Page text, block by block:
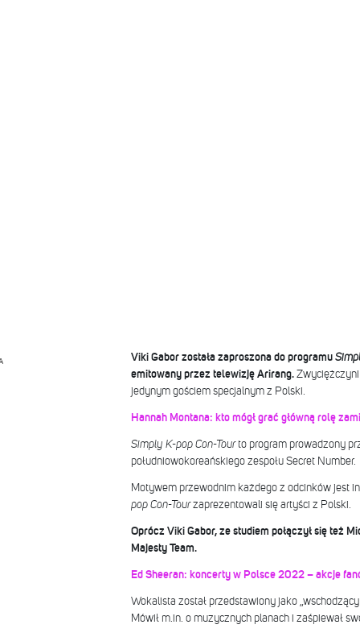
Viki Gabor została zaproszona do programu
emitowany przez telewizję Arirang.
jedynym gościem specjalnym z Polski.
Hannah Montana: kto mógł grać główną rolę
Simply K-pop Con-Tour to program prowadzony
południowokoreańskiego zespołu Secret Number.
Motywem przewodnim każdego z odcinków jest
pop Con-Tourzaprezentowali się artyści z Polski.
Oprócz Viki Gabor, ze studiem połączył się też
Majesty Team.
Ed Sheeran: koncerty w Polsce 2022 – akcje
Wokalista został przedstawiony jako
Mówił m.in. o muzycznych planach i zaśpiewał